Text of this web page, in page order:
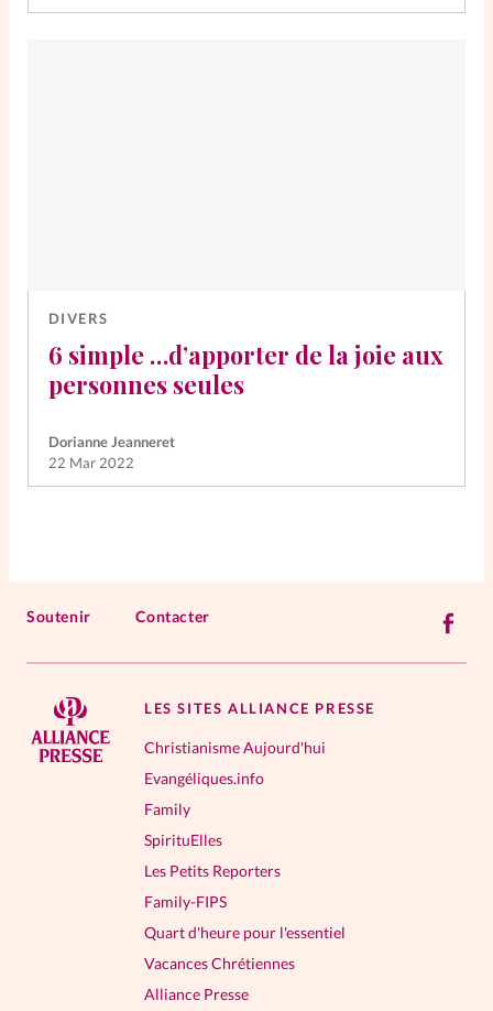
DIVERS
6 simple …d’apporter de la joie aux
personnes seules
Dorianne Jeanneret
22 Mar 2022
Soutenir Contacter
LES SITES ALLIANCE PRESSE
Christianisme Aujourd'hui
Evangéliques.info
Family
SpirituElles
Les Petits Reporters
Family-FIPS
Quart d'heure pour l'essentiel
Vacances Chrétiennes
Alliance Presse